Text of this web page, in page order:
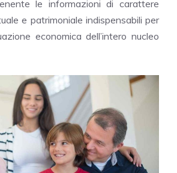
le informazioni di carattere
e patrimoniale indispensabili per
economica dell’intero nucleo